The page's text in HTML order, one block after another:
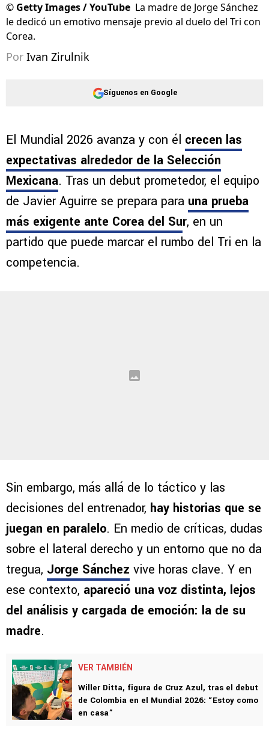
© Getty Images / YouTube La madre de Jorge Sánchez
le dedicó un emotivo mensaje previo al duelo del Tri con
Corea.
Por Ivan Zirulnik
Síguenos en Google
El Mundial 2026 avanza y con él crecen las
expectativas alrededor de la Selección
Mexicana. Tras un debut prometedor, el equipo
de Javier Aguirre se prepara para una prueba
más exigente ante Corea del Sur, en un
partido que puede marcar el rumbo del Tri en la
competencia.
Sin embargo, más allá de lo táctico y las
decisiones del entrenador, hay historias que se
juegan en paralelo. En medio de críticas, dudas
sobre el lateral derecho y un entorno que no da
tregua, Jorge Sánchez vive horas clave. Y en
ese contexto, apareció una voz distinta, lejos
del análisis y cargada de emoción: la de su
madre.
VER TAMBIÉN
Willer Ditta, figura de Cruz Azul, tras el debut
de Colombia en el Mundial 2026: “Estoy como
en casa”